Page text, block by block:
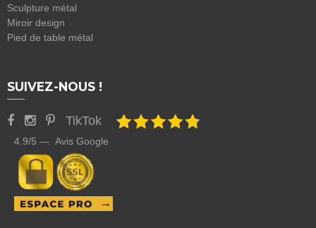
Sculpture métal
Miroir design
Pied de table métal
SUIVEZ-NOUS !
TikTok
4.9/5 — Avis Google